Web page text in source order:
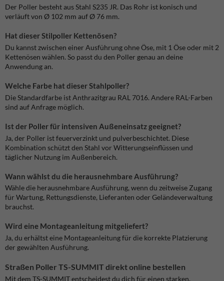
Der Poller besteht aus Stahl S235 JR. Das Rohr ist konisch und
verläuft von Ø 102 mm auf Ø 76 mm.
Hat dieser Stilpoller Kettenösen?
Du kannst zwischen einer Ausführung ohne Öse, mit 1 Öse oder mit 2
Kettenösen wählen. So passt du den Poller genau an deine
Anwendung an.
Welche Farbe hat dieser Stahlpoller?
Die Standardfarbe ist Anthrazitgrau RAL 7016. Andere RAL-Farben
sind auf Anfrage möglich.
Ist der Poller für intensiven Außeneinsatz geeignet?
Ja, der Poller ist feuerverzinkt und pulverbeschichtet. Diese
Kombination schützt den Stahl vor Witterungseinflüssen und
täglicher Nutzung im Außenbereich.
Wann wählst du die herausnehmbare Ausführung?
Wähle die herausnehmbare Ausführung, wenn du zeitweise Zugang
für Wartung, Rettungsdienste, Lieferanten oder Geländeverwaltung
brauchst.
Wird eine Montageanleitung mitgeliefert?
Ja, du erhältst eine Montageanleitung für die korrekte Platzierung
der gewählten Ausführung.
Straßen Poller TS-SUMMIT direkt online bestellen
Mit dem TS-SUMMIT entscheidest du dich für einen starken,